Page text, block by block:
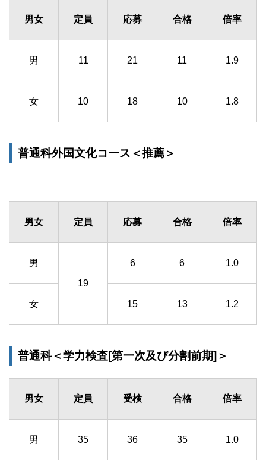
男女 定員 応募 合格 倍率
男 11 21 11 1.9
女 10 18 10 1.8
普通科外国文化コース＜推薦＞
男女 定員 応募 合格 倍率
男
19
6 6 1.0
女 15 13 1.2
普通科＜学力検査[第一次及び分割前期]＞
男女 定員 受検 合格 倍率
男 35 36 35 1.0